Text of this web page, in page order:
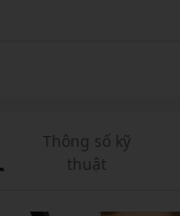
Thông số kỹ
thuật